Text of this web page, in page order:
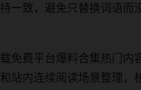
一致，避免只替换词语而
免费平台爆料合集热门内
站内连续阅读场景整理，